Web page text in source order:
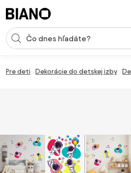
Vstup pre vyhľadávanie
Pre deti Dekorácie do detskej izby